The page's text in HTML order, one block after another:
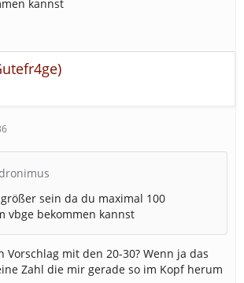
kannst
sein da du maximal 100
vbge bekommen kannst
Vorschlag mit den 20-30? Wenn ja das
Zahl die mir gerade so im Kopf herum